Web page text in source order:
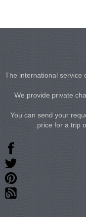
The international service
We provide private
You can send your
price for a trip